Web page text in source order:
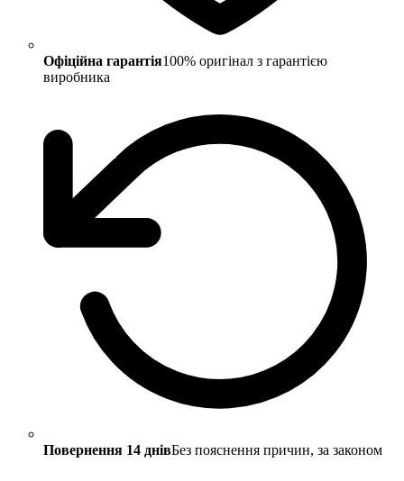
Офіційна гарантія100% оригінал з гарантією
виробника
Повернення 14 днівБез пояснення причин, за законом